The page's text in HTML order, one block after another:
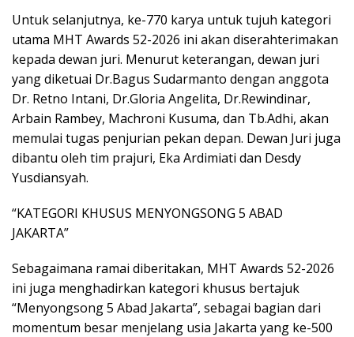
Untuk selanjutnya, ke-770 karya untuk tujuh kategori
utama MHT Awards 52-2026 ini akan diserahterimakan
kepada dewan juri. Menurut keterangan, dewan juri
yang diketuai Dr.Bagus Sudarmanto dengan anggota
Dr. Retno Intani, Dr.Gloria Angelita, Dr.Rewindinar,
Arbain Rambey, Machroni Kusuma, dan Tb.Adhi, akan
memulai tugas penjurian pekan depan. Dewan Juri juga
dibantu oleh tim prajuri, Eka Ardimiati dan Desdy
Yusdiansyah.
“KATEGORI KHUSUS MENYONGSONG 5 ABAD
JAKARTA”
Sebagaimana ramai diberitakan, MHT Awards 52-2026
ini juga menghadirkan kategori khusus bertajuk
“Menyongsong 5 Abad Jakarta”, sebagai bagian dari
momentum besar menjelang usia Jakarta yang ke-500